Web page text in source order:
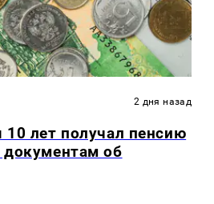
2 дня назад
лет получал пенсию
об